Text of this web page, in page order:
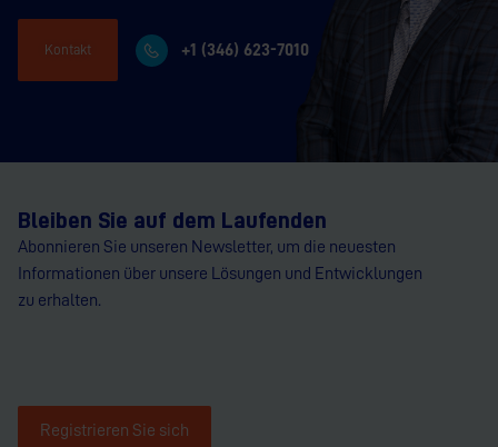
Kontakt +1 (346) 623-7010
Bleiben Sie auf dem Laufenden
Abonnieren Sie unseren Newsletter, um die neuesten
Informationen über unsere Lösungen und Entwicklungen
zu erhalten.
Registrieren Sie sich